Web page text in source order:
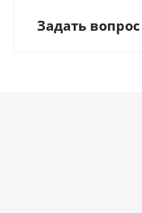
Задать вопрос